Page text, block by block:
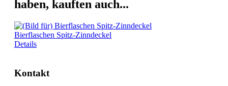
haben, kauften auch...
Bierflaschen Spitz-Zinndeckel
Details
Kontakt